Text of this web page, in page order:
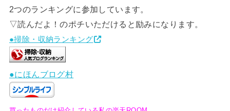
2つのランキングに参加しています。
▽読んだよ！のポチいただけると励みになります。
●掃除・収納ランキング
●にほんブログ村